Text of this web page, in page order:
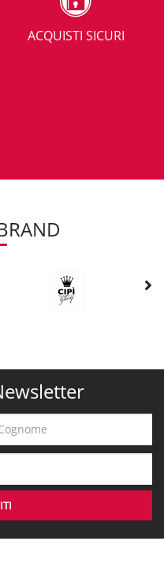
ACQUISTI SICURI